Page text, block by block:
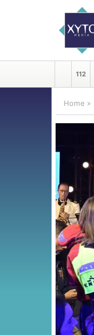
112
Home